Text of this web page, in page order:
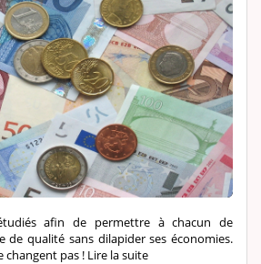
afin de permettre à chacun de
de qualité sans dilapider ses économies.
changent pas ! Lire la suite